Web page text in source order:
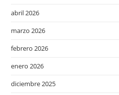
abril 2026
marzo 2026
febrero 2026
enero 2026
diciembre 2025